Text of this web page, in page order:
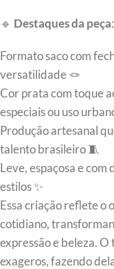
🔹 Destaques da peça:
Formato saco com
versatilidade 🪢
Cor prata com toque
especiais ou uso
Produção artesanal
talento brasileiro 🧵
Leve, espaçosa e
estilos ✨
Essa criação reflete o
cotidiano,
expressão e beleza.
exageros, fazendo